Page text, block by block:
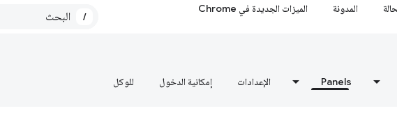
المدونة الميزات الجديدة في Chrome
/
Panels الإعدادات إمكانية الدخول للوكل